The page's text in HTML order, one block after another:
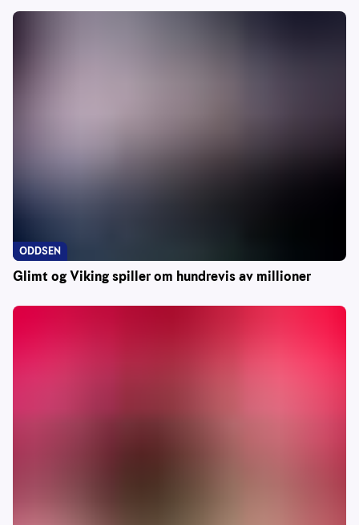
Glimt og Viking spiller om hundrevis av millioner
ODDSEN